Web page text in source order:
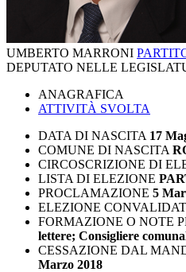
UMBERTO MARRONI
DEPUTATO NELLE
ANAGRAFICA
ATTIVITÀ SVOLTA
DATA DI NASCITA 17
COMUNE DI NASCITA
CIRCOSCRIZIONE DI
LISTA DI ELEZIONE
PROCLAMAZIONE 5
ELEZIONE
FORMAZIONE O NOTE
lettere; Consigliere
CESSAZIONE DAL
Marzo 2018